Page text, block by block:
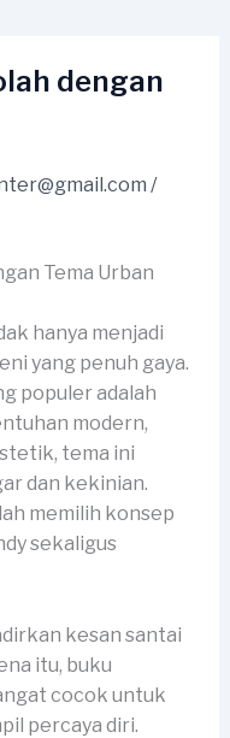
dengan
/
Tema Urban
hanya menjadi
yang penuh gaya.
populer adalah
modern,
tema ini
dan kekinian.
memilih konsep
sekaligus
kesan santai
itu, buku
cocok untuk
percaya diri.